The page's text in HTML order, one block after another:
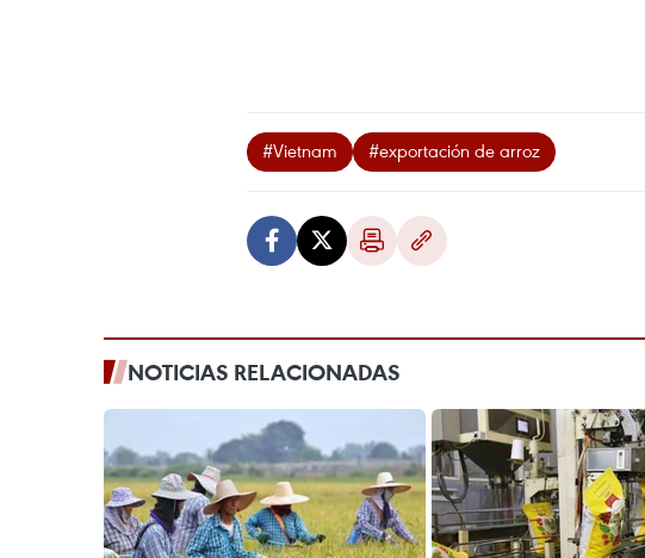
#Vietnam #exportación de arroz
NOTICIAS RELACIONADAS